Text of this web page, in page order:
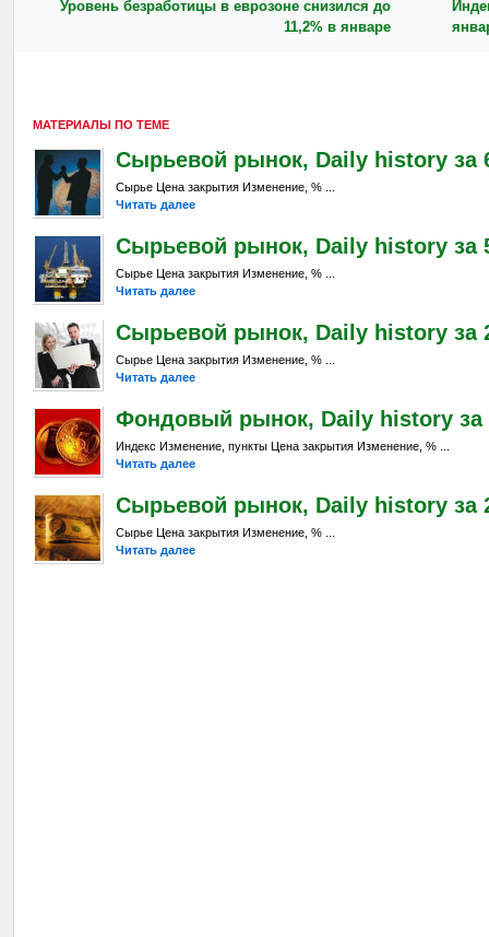
Уровень безработицы в еврозоне снизился до
11,2% в январе
МАТЕРИАЛЫ ПО ТЕМЕ
Сырьевой рынок, Daily history за 6
Сырье Цена закрытия Изменение, % ...
Читать далее
Сырьевой рынок, Daily history за
Сырье Цена закрытия Изменение, % ...
Читать далее
Сырьевой рынок, Daily history за
Сырье Цена закрытия Изменение, % ...
Читать далее
Фондовый рынок, Daily history за
Индекс Изменение, пункты Цена закрытия Изменение, % ...
Читать далее
Сырьевой рынок, Daily history за
Сырье Цена закрытия Изменение, % ...
Читать далее